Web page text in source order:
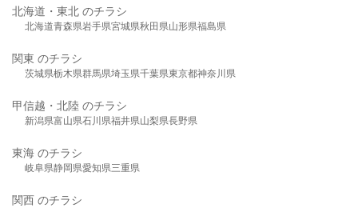
北海道・東北 のチラシ
北海道青森県岩手県宮城県秋田県山形県福島県
関東 のチラシ
茨城県栃木県群馬県埼玉県千葉県東京都神奈川県
甲信越・北陸 のチラシ
新潟県富山県石川県福井県山梨県長野県
東海 のチラシ
岐阜県静岡県愛知県三重県
関西 のチラシ